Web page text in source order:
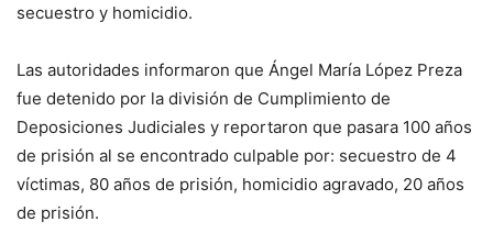
secuestro y homicidio.
Las autoridades informaron que Ángel María López Preza
fue detenido por la división de Cumplimiento de
Deposiciones Judiciales y reportaron que pasara 100 años
de prisión al se encontrado culpable por: secuestro de 4
víctimas, 80 años de prisión, homicidio agravado, 20 años
de prisión.